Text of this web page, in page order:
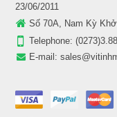
23/06/2011
Số 70A, Nam Kỳ
Telephone:
E-mail: